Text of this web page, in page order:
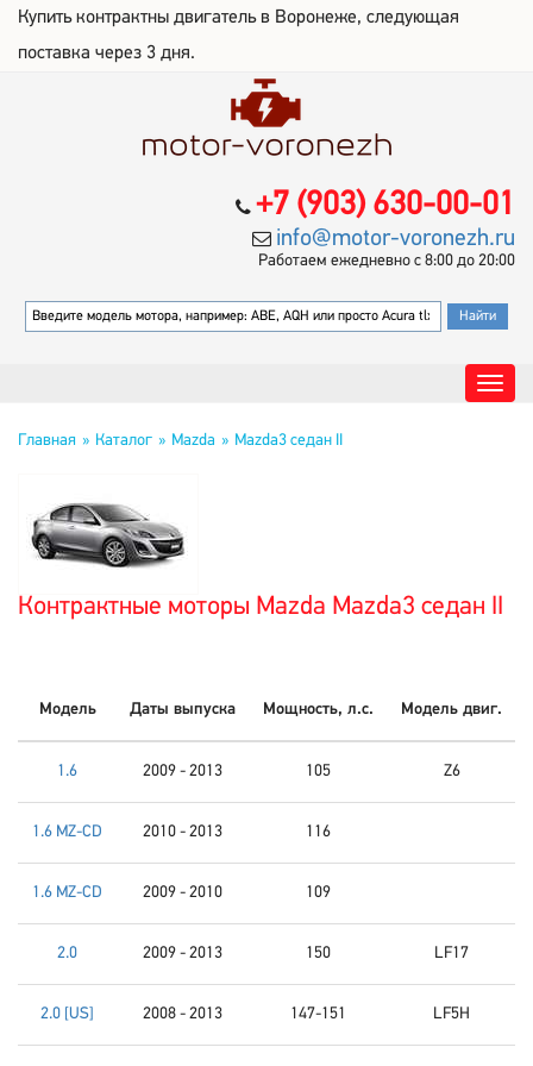
Купить контрактны двигатель в Воронеже, следующая
поставка через 3 дня.
+7 (903) 630-00-01
info@motor-voronezh.ru
Работаем ежедневно с 8:00 до 20:00
Главная Каталог Mazda Mazda3 седан II
Контрактные моторы Mazda Mazda3 седан II
Модель Даты выпуска Мощность, л.с. Модель двиг.
1.6 2009 - 2013 105 Z6
1.6 MZ-CD 2010 - 2013 116
1.6 MZ-CD 2009 - 2010 109
2.0 2009 - 2013 150 LF17
2.0 [US] 2008 - 2013 147-151 LF5H